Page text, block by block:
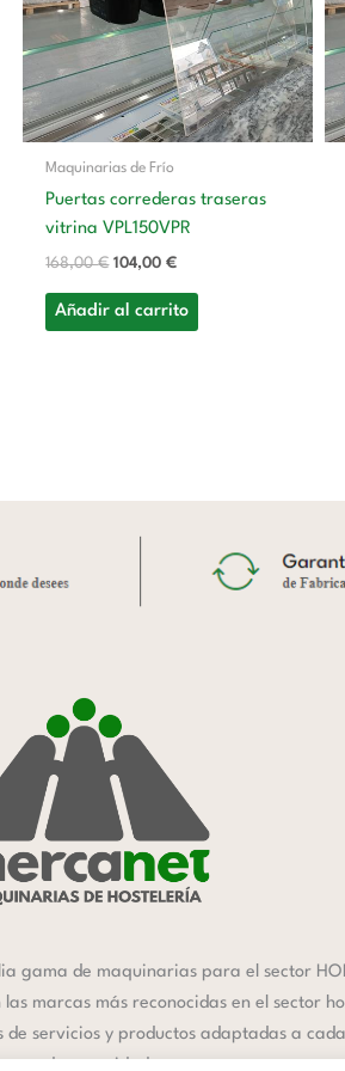
Maquinarias de Frío
Puertas correderas traseras
vitrina VPL150VPR
168,00€
168,00 €.
104,00€
104,00 €.
Añadir al carrito
gama de maquinarias para el sector
marcas más reconocidas en el sector
de servicios y productos adaptadas a